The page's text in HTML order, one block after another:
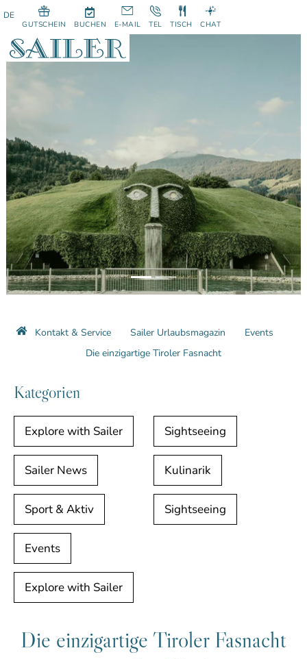
GUTSCHEIN BUCHEN E-MAIL TEL TISCH CHAT
Previous Next
Kontakt & Service Sailer Urlaubsmagazin
Events
Die einzigartige Tiroler Fasnacht
Kategorien
Explore with Sailer Sightseeing
Sailer News Kulinarik
Sport & Aktiv Sightseeing
Events
Explore with Sailer
Die einzigartige Tiroler Fasnacht